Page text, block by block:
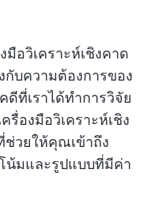
มือวิเคราะห์เชิงคาด
บความต้องการของ
ที่เราได้ทำการวิจัย
องมือวิเคราะห์เชิง
วยให้คุณเข้าถึง
น้มและรูปแบบที่มีค่า